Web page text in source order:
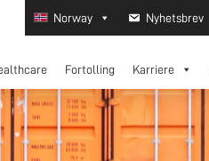
Norway Nyhetsbrev
Fortolling Karriere